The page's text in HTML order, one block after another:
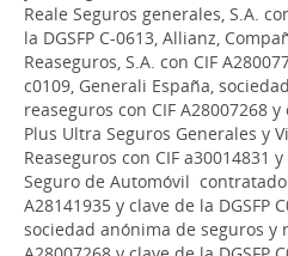
Reale Seguros generales, S.A.
la DGSFP C-0613, Allianz,
Reaseguros, S.A. con CIF
c0109, Generali España,
reaseguros con CIF A28007268 y
Plus Ultra Seguros Generales y
Reaseguros con CIF a30014831
Seguro de Automóvil
A28141935 y clave de la DGSFP
sociedad anónima de seguros y